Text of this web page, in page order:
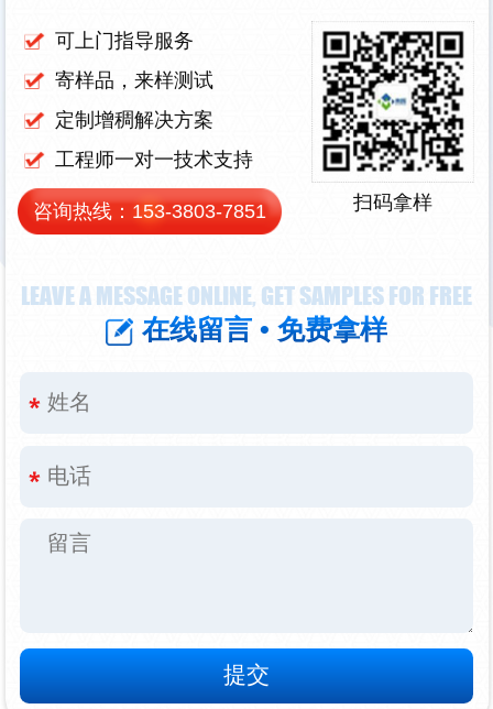
LEAVE A MESSAGE ONLINE, GET SAMPLES FOR FREE
在线留言 • 免费拿样
可上门指导服务
寄样品，来样测试
定制增稠解决方案
工程师一对一技术支持
咨询热线： 153-3803-7851 扫码拿样